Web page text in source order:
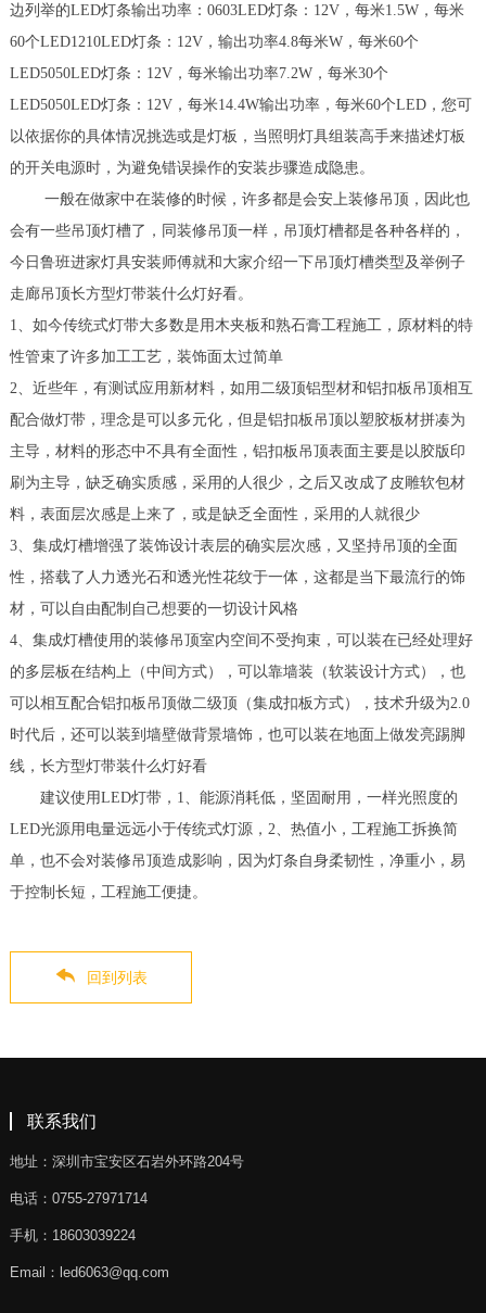
边列举的LED灯条输出功率：0603LED灯条：12V，每米1.5W，每米
60个LED1210LED灯条：12V，输出功率4.8每米W，每米60个
LED5050LED灯条：12V，每米输出功率7.2W，每米30个
LED5050LED灯条：12V，每米14.4W输出功率，每米60个LED，您可
以依据你的具体情况挑选或是灯板，当照明灯具组装高手来描述灯板
的开关电源时，为避免错误操作的安装步骤造成隐患。
一般在做家中在装修的时候，许多都是会安上装修吊顶，因此也
会有一些吊顶灯槽了，同装修吊顶一样，吊顶灯槽都是各种各样的，
今日鲁班进家灯具安装师傅就和大家介绍一下吊顶灯槽类型及举例子
走廊吊顶长方型灯带装什么灯好看。
1、如今传统式灯带大多数是用木夹板和熟石膏工程施工，原材料的特
性管束了许多加工工艺，装饰面太过简单
2、近些年，有测试应用新材料，如用二级顶铝型材和铝扣板吊顶相互
配合做灯带，理念是可以多元化，但是铝扣板吊顶以塑胶板材拼凑为
主导，材料的形态中不具有全面性，铝扣板吊顶表面主要是以胶版印
刷为主导，缺乏确实质感，采用的人很少，之后又改成了皮雕软包材
料，表面层次感是上来了，或是缺乏全面性，采用的人就很少
3、集成灯槽增强了装饰设计表层的确实层次感，又坚持吊顶的全面
性，搭载了人力透光石和透光性花纹于一体，这都是当下最流行的饰
材，可以自由配制自己想要的一切设计风格
4、集成灯槽使用的装修吊顶室内空间不受拘束，可以装在已经处理好
的多层板在结构上（中间方式），可以靠墙装（软装设计方式），也
可以相互配合铝扣板吊顶做二级顶（集成扣板方式），技术升级为2.0
时代后，还可以装到墙壁做背景墙饰，也可以装在地面上做发亮踢脚
线，长方型灯带装什么灯好看
建议使用LED灯带，1、能源消耗低，坚固耐用，一样光照度的
LED光源用电量远远小于传统式灯源，2、热值小，工程施工拆换简
单，也不会对装修吊顶造成影响，因为灯条自身柔韧性，净重小，易
于控制长短，工程施工便捷。
回到列表
联系我们
地址：深圳市宝安区石岩外环路204号
电话：0755-27971714
手机：18603039224
Email：led6063@qq.com